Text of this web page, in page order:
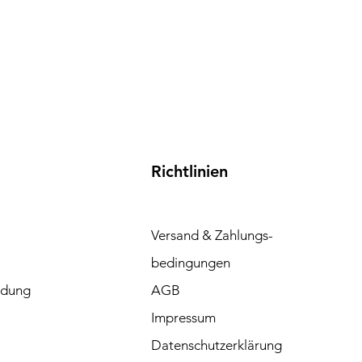
Richtlinien
Versand & Zahlungs-
bedingungen
AGB
Impressum
Datenschutzerklärung